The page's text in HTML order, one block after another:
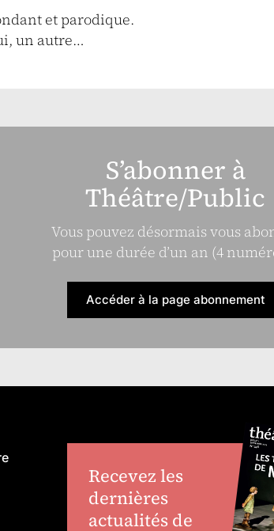
et parodique.
un autre…
S’abonner à
Théâtre/Public
Vous pouvez désormais vous
pour une durée d’un an (4
Accéder à la page abonnement
Recevez les
dernières
actualités de